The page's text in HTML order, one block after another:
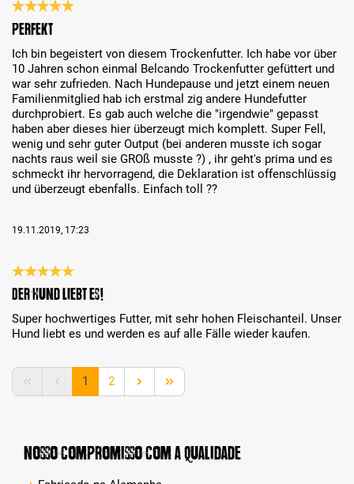
Análise com classificação de 5 de 5 estrelas
Perfekt
Ich bin begeistert von diesem Trockenfutter. Ich habe vor über
10 Jahren schon einmal Belcando Trockenfutter gefüttert und
war sehr zufrieden. Nach Hundepause und jetzt einem neuen
Familienmitglied hab ich erstmal zig andere Hundefutter
durchprobiert. Es gab auch welche die "irgendwie" gepasst
haben aber dieses hier überzeugt mich komplett. Super Fell,
wenig und sehr guter Output (bei anderen musste ich sogar
nachts raus weil sie GROß musste ?) , ihr geht's prima und es
schmeckt ihr hervorragend, die Deklaration ist offenschlüssig
und überzeugt ebenfalls. Einfach toll ??
19.11.2019, 17:23
Análise com classificação de 5 de 5 estrelas
Der Hund liebt es!
Super hochwertiges Futter, mit sehr hohen Fleischanteil. Unser
Hund liebt es und werden es auf alle Fälle wieder kaufen.
Lado
1 Lado
2
Nosso compromisso com a qualidade